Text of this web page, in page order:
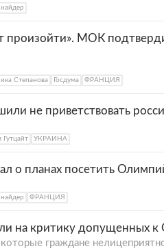
произойти». МОК
Степанова Госдума ФРАНЦИЯ
не приветствовать
Гутцайт УКРАИНА
о планах посетить
ФРАНЦИЯ
на критику допущенных
граждане